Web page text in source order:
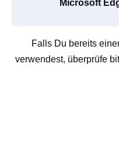
Microsoft
Falls Du bereits
verwendest, überprüfe